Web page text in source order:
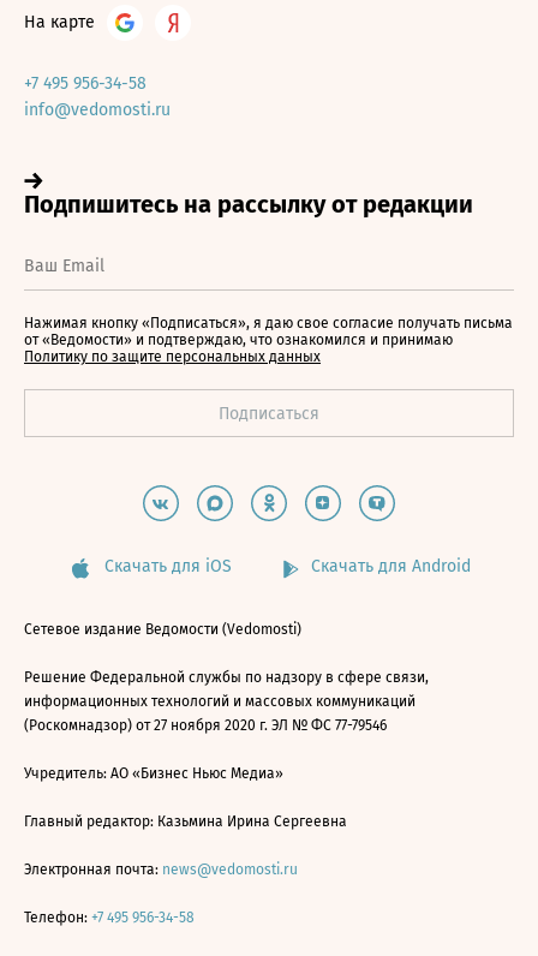
На карте
+7 495 956-34-58
info@vedomosti.ru
Нажимая кнопку «Подписаться», я даю свое согласие получать письма
от «Ведомости» и подтверждаю, что ознакомился и принимаю
Политику по защите персональных данных
Скачать для iOS Скачать для Android
Сетевое издание Ведомости (Vedomosti)
Решение Федеральной службы по надзору в сфере связи,
информационных технологий и массовых коммуникаций
(Роскомнадзор) от 27 ноября 2020 г. ЭЛ № ФС 77-79546
Учредитель: АО «Бизнес Ньюс Медиа»
Главный редактор: Казьмина Ирина Сергеевна
Электронная почта: news@vedomosti.ru
Телефон: +7 495 956-34-58